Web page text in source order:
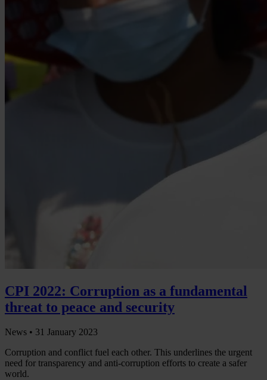
CPI 2022: Corruption as a fundamental
threat to peace and security
News • 31 January 2023
Corruption and conflict fuel each other. This underlines the urgent
need for transparency and anti-corruption efforts to create a safer
world.